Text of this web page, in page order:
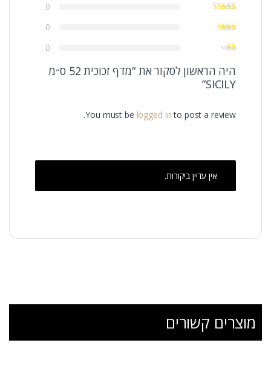
0
0
0
היה הראשון לסקור את “מדף זכוכית 52 ס״מ
SICILY”
You must be logged into post a review.
אין עדיין ביקורות.
מוצרים קשורים